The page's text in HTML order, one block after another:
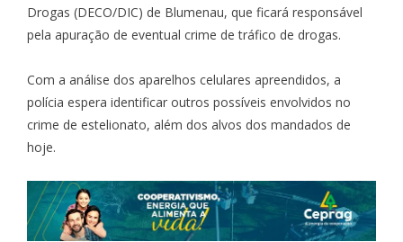
Drogas (DECO/DIC) de Blumenau, que ficará responsável
pela apuração de eventual crime de tráfico de drogas.
Com a análise dos aparelhos celulares apreendidos, a
polícia espera identificar outros possíveis envolvidos no
crime de estelionato, além dos alvos dos mandados de
hoje.